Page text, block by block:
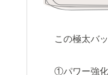
この極太バッ
①パワー強化